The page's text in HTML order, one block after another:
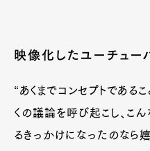
映像化したユーチュー
“あくまでコンセプトである
くの議論を呼び起こし、こ
るきっかけになったのなら